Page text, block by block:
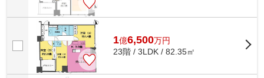
1億6,500万円
23階 / 3LDK / 82.35㎡